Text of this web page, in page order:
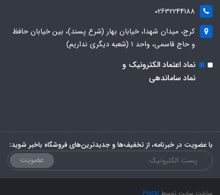
02632244188
کرج، میدان شهدا، خیابان بهار (شرع پسند)، بین خیابان حافظ
و حاج قاسمی، واحد ۱ (شعبه دیگری نداریم)
نماد اعتماد الکترونیک و
نماد ساماندهی
با عضویت در خبرنامه، از تخفیف‌ها و جدیدترین‌های فروشگاه باخبر شوید:
عضویت